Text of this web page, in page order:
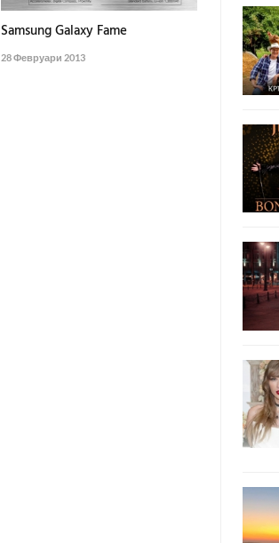
Samsung Galaxy Fame
28 Февруари 2013